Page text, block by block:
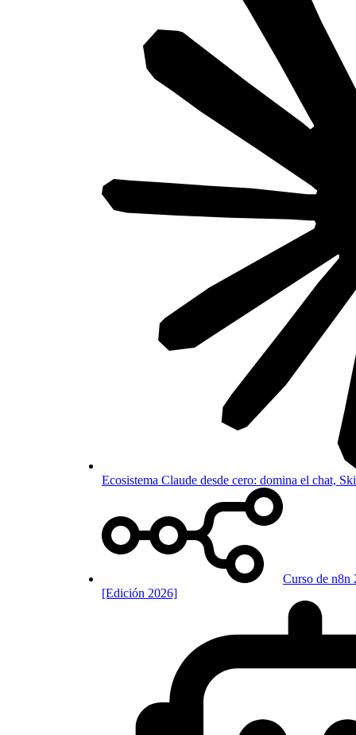
Ecosistema Claude desde cero: domina el chat,
Curso de n8n
[Edición 2026]